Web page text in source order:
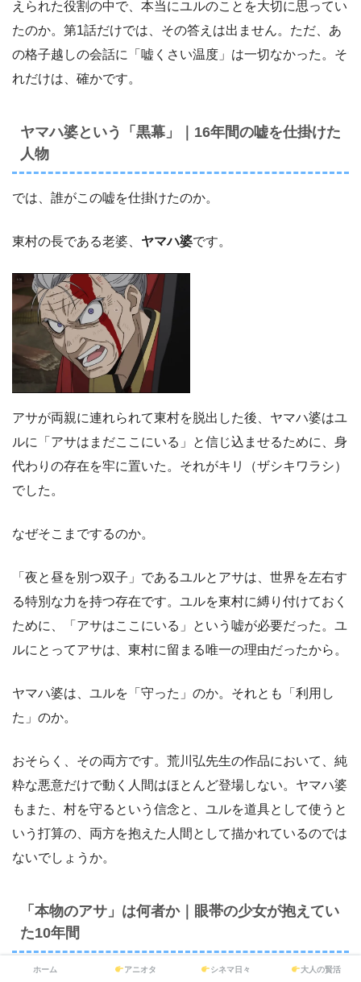
えられた役割の中で、本当にユルのことを大切に思ってい
たのか。第1話だけでは、その答えは出ません。ただ、あ
の格子越しの会話に「嘘くさい温度」は一切なかった。そ
れだけは、確かです。
ヤマハ婆という「黒幕」｜16年間の嘘を仕掛けた
人物
では、誰がこの嘘を仕掛けたのか。
東村の長である老婆、 ヤマハ婆です。
アサが両親に連れられて東村を脱出した後、ヤマハ婆はユ
ルに「アサはまだここにいる」と信じ込ませるために、身
代わりの存在を牢に置いた。それがキリ（ザシキワラシ）
でした。
なぜそこまでするのか。
「夜と昼を別つ双子」であるユルとアサは、世界を左右す
る特別な力を持つ存在です。ユルを東村に縛り付けておく
ために、「アサはここにいる」という嘘が必要だった。ユ
ルにとってアサは、東村に留まる唯一の理由だったから。
ヤマハ婆は、ユルを「守った」のか。それとも「利用し
た」のか。
おそらく、その両方です。荒川弘先生の作品において、純
粋な悪意だけで動く人間はほとんど登場しない。ヤマハ婆
もまた、村を守るという信念と、ユルを道具として使うと
いう打算の、両方を抱えた人間として描かれているのでは
ないでしょうか。
「本物のアサ」は何者か｜眼帯の少女が抱えてい
た10年間
一方、「私が本物のアサだ」と名乗った眼帯の少女は、何
ホーム アニオタ シネマ日々 大人の賢活